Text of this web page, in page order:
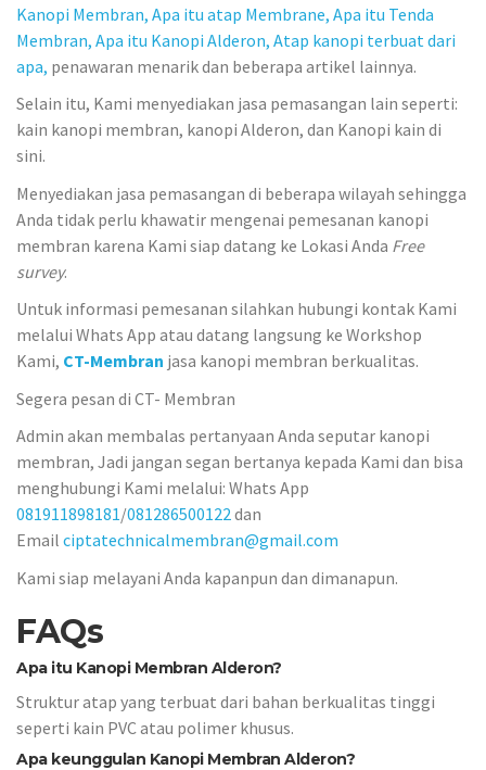
Kanopi Membran, Apa itu atap Membrane, Apa itu Tenda
Membran, Apa itu Kanopi Alderon, Atap kanopi terbuat dari
apa, penawaran menarik dan beberapa artikel lainnya.
Selain itu, Kami menyediakan jasa pemasangan lain seperti:
kain kanopi membran, kanopi Alderon, dan Kanopi kain di
sini.
Menyediakan jasa pemasangan di beberapa wilayah sehingga
Anda tidak perlu khawatir mengenai pemesanan kanopi
membran karena Kami siap datang ke Lokasi Anda Free
survey.
Untuk informasi pemesanan silahkan hubungi kontak Kami
melalui Whats App atau datang langsung ke Workshop
Kami, CT-Membran jasa kanopi membran berkualitas.
Segera pesan di CT- Membran
Admin akan membalas pertanyaan Anda seputar kanopi
membran, Jadi jangan segan bertanya kepada Kami dan bisa
menghubungi Kami melalui: Whats App
081911898181/081286500122dan
Email ciptatechnicalmembran@gmail.com
Kami siap melayani Anda kapanpun dan dimanapun.
FAQs
Apa itu Kanopi Membran Alderon?
Struktur atap yang terbuat dari bahan berkualitas tinggi
seperti kain PVC atau polimer khusus.
Apa keunggulan Kanopi Membran Alderon?